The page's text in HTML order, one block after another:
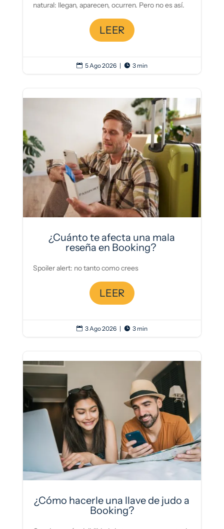
natural: llegan, aparecen, ocurren. Pero no es así.
LEER
 5 Ago 2026 |  3 min
¿Cuánto te afecta una mala
reseña en Booking?
Spoiler alert: no tanto como crees
LEER
 3 Ago 2026 |  3 min
¿Cómo hacerle una llave de judo a
Booking?